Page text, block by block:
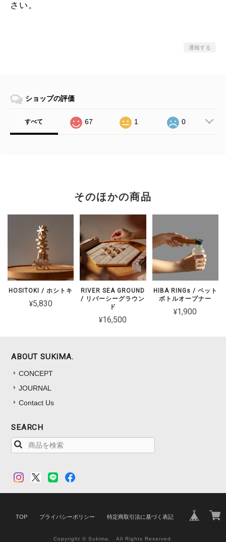
さい。
通報する
ショップの評価
すべて 67 1 0
そのほかの商品
HOSITOKI / ホシトキ
¥5,830
RIVER SEA GROUND
/ リバーシーグラウン
ド
¥16,500
HIBA RINGs / ペット
ボトルオープナー
¥1,900
ABOUT SUKIMA.
CONCEPT
JOURNAL
Contact Us
SEARCH
TOP プライバシーポリシー 特定商取引法に基づく表記
Copyright © Sukima. . All Rights Reserved.